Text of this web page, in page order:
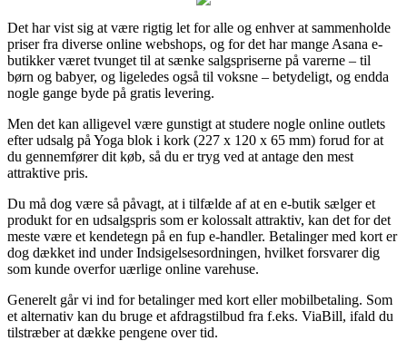
Det har vist sig at være rigtig let for alle og enhver at sammenholde
priser fra diverse online webshops, og for det har mange Asana e-
butikker været tvunget til at sænke salgspriserne på varerne – til
børn og babyer, og ligeledes også til voksne – betydeligt, og endda
nogle gange byde på gratis levering.
Men det kan alligevel være gunstigt at studere nogle online outlets
efter udsalg på Yoga blok i kork (227 x 120 x 65 mm) forud for at
du gennemfører dit køb, så du er tryg ved at antage den mest
attraktive pris.
Du må dog være så påvagt, at i tilfælde af at en e-butik sælger et
produkt for en udsalgspris som er kolossalt attraktiv, kan det for det
meste være et kendetegn på en fup e-handler. Betalinger med kort er
dog dækket ind under Indsigelsesordningen, hvilket forsvarer dig
som kunde overfor uærlige online varehuse.
Generelt går vi ind for betalinger med kort eller mobilbetaling. Som
et alternativ kan du bruge et afdragstilbud fra f.eks. ViaBill, ifald du
tilstræber at dække pengene over tid.